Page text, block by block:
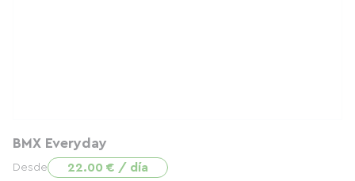
BMX Everyday
Desde 22.00 € / día